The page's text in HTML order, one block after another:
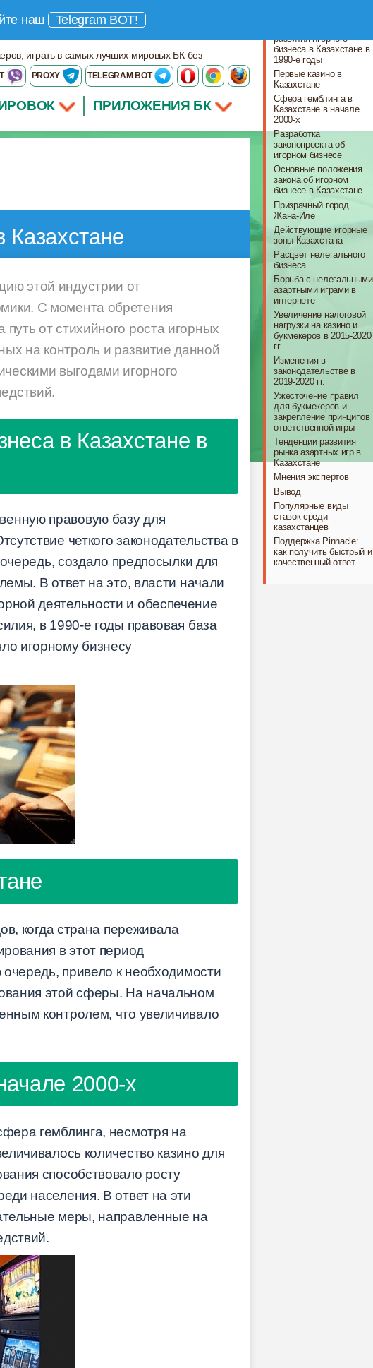
наш Telegram BOT!
играть в самых лучших мировых БК без
TELEGRAM BOT
PROXY
ПРИЛОЖЕНИЯ БК
Казахстане
этой индустрии от
С момента обретения
от стихийного роста игорных
на контроль и развитие данной
выгодами игорного
в Казахстане в
правовую базу для
четкого законодательства в
создало предпосылки для
В ответ на это, власти начали
деятельности и обеспечение
в 1990-е годы правовая база
игорному бизнесу
когда страна переживала
в этот период
привело к необходимости
этой сферы. На начальном
контролем, что увеличивало
2000-х
гемблинга, несмотря на
количество казино для
способствовало росту
населения. В ответ на эти
меры, направленные на
развития игорного
бизнеса в Казахстане в
1990-е годы
Первые казино в
Казахстане
Сфера гемблинга в
Казахстане в начале
2000-х
Разработка
законопроекта об
игорном бизнесе
Основные положения
закона об игорном
бизнесе в Казахстане
Призрачный город
Жана-Иле
Действующие игорные
зоны Казахстана
Расцвет нелегального
бизнеса
Борьба с нелегальными
азартными играми в
интернете
Увеличение налоговой
нагрузки на казино и
букмекеров в 2015-2020
гг.
Изменения в
законодательстве в
2019-2020 гг.
Ужесточение правил
для букмекеров и
закрепление принципов
ответственной игры
Тенденции развития
рынка азартных игр в
Казахстане
Мнения экспертов
Вывод
Популярные виды
ставок среди
казахстанцев
Поддержка Pinnacle:
как получить быстрый и
качественный ответ